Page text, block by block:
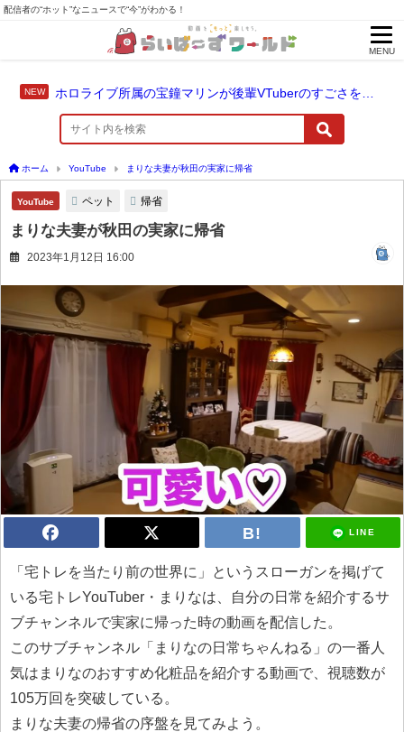
配信者の“ホット”なニュースで“今”がわかる！
MENU
ホーム YouTube まりな夫妻が秋田の実家に帰省
YouTube ペット 帰省
まりな夫妻が秋田の実家に帰省
2023年1月12日 16:00
LINE
「宅トレを当たり前の世界に」というスローガンを掲げて
いる宅トレYouTuber・まりなは、自分の日常を紹介するサ
ブチャンネルで実家に帰った時の動画を配信した。
このサブチャンネル「まりなの日常ちゃんねる」の一番人
気はまりなのおすすめ化粧品を紹介する動画で、視聴数が
105万回を突破している。
まりな夫妻の帰省の序盤を見てみよう。